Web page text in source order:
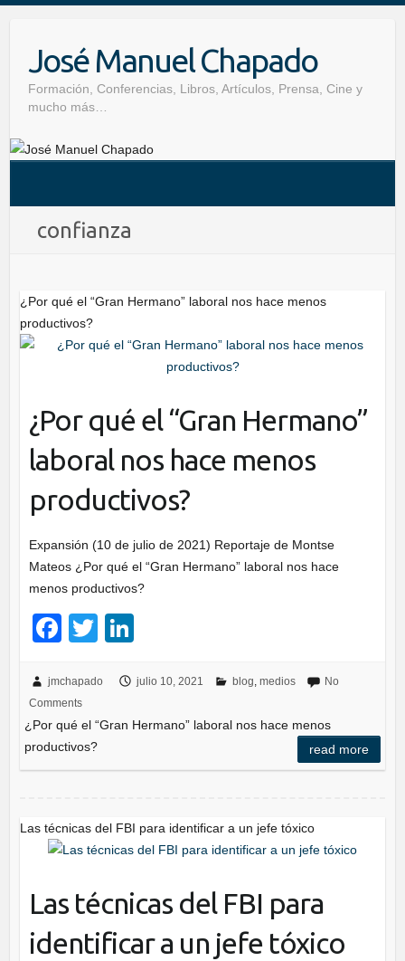
José Manuel Chapado
Formación, Conferencias, Libros, Artículos, Prensa, Cine y
mucho más…
confianza
¿Por qué el “Gran Hermano” laboral nos hace menos
productivos?
¿Por qué el “Gran Hermano”
laboral nos hace menos
productivos?
Expansión (10 de julio de 2021) Reportaje de Montse
Mateos ¿Por qué el “Gran Hermano” laboral nos hace
menos productivos?
F
c
e
b
o
k
T
tt
er
k
e
n
jmchapado julio 10, 2021 blog, medios
No
Comments
¿Por qué el “Gran Hermano” laboral nos hace menos
productivos?
read more
Las técnicas del FBI para identificar a un jefe tóxico
Las técnicas del FBI para
identificar a un jefe tóxico